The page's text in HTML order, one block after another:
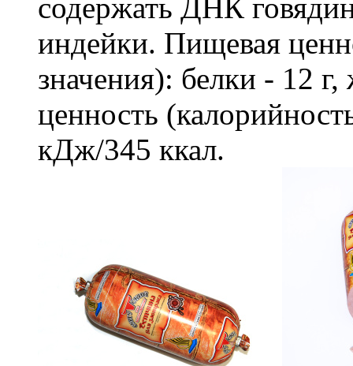
содержать ДНК
индейки. Пищевая
значения): белки - 12
ценность
кДж/345 ккал.